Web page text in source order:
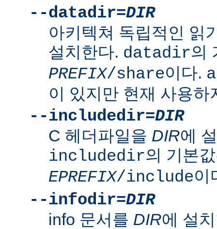
--datadir=DIR
아키텍쳐 독립적인 읽
설치한다. datadir의
PREFIX/share이다.
이 있지만 현재 사용하
--includedir=DIR
C 헤더파일을 DIR에
includedir의 기본
EPREFIX/include이
--infodir=DIR
info 문서를 DIR에 설